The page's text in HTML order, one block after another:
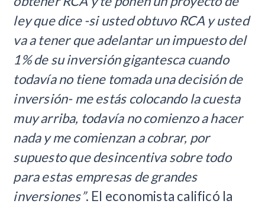
ley que dice -si usted obtuvo RCA y usted
va a tener que adelantar un impuesto del
1% de su inversión gigantesca cuando
todavía no tiene tomada una decisión de
inversión- me estás colocando la cuesta
muy arriba, todavía no comienzo a hacer
nada y me comienzan a cobrar, por
supuesto que desincentiva sobre todo
para estas empresas de grandes
inversiones”. El economista calificó la